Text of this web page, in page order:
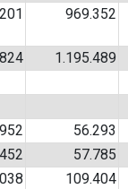
969.352
1.195.489
56.293
57.785
109.404